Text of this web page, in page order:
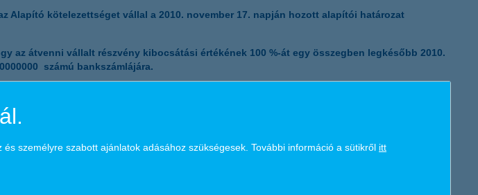
Alapító kötelezettséget vállal a 2010. november 17. napján hozott alapítói határozat
az átvenni vállalt részvény kibocsátási értékének 100 %-át egy összegben legkésőbb 2010.
számú bankszámlájára.
formában bocsátja ki, egyúttal a részvények névértékét 100 (azaz egyszáz)
személyre szabott ajánlatok adásához szükségesek. További információ a sütikről itt